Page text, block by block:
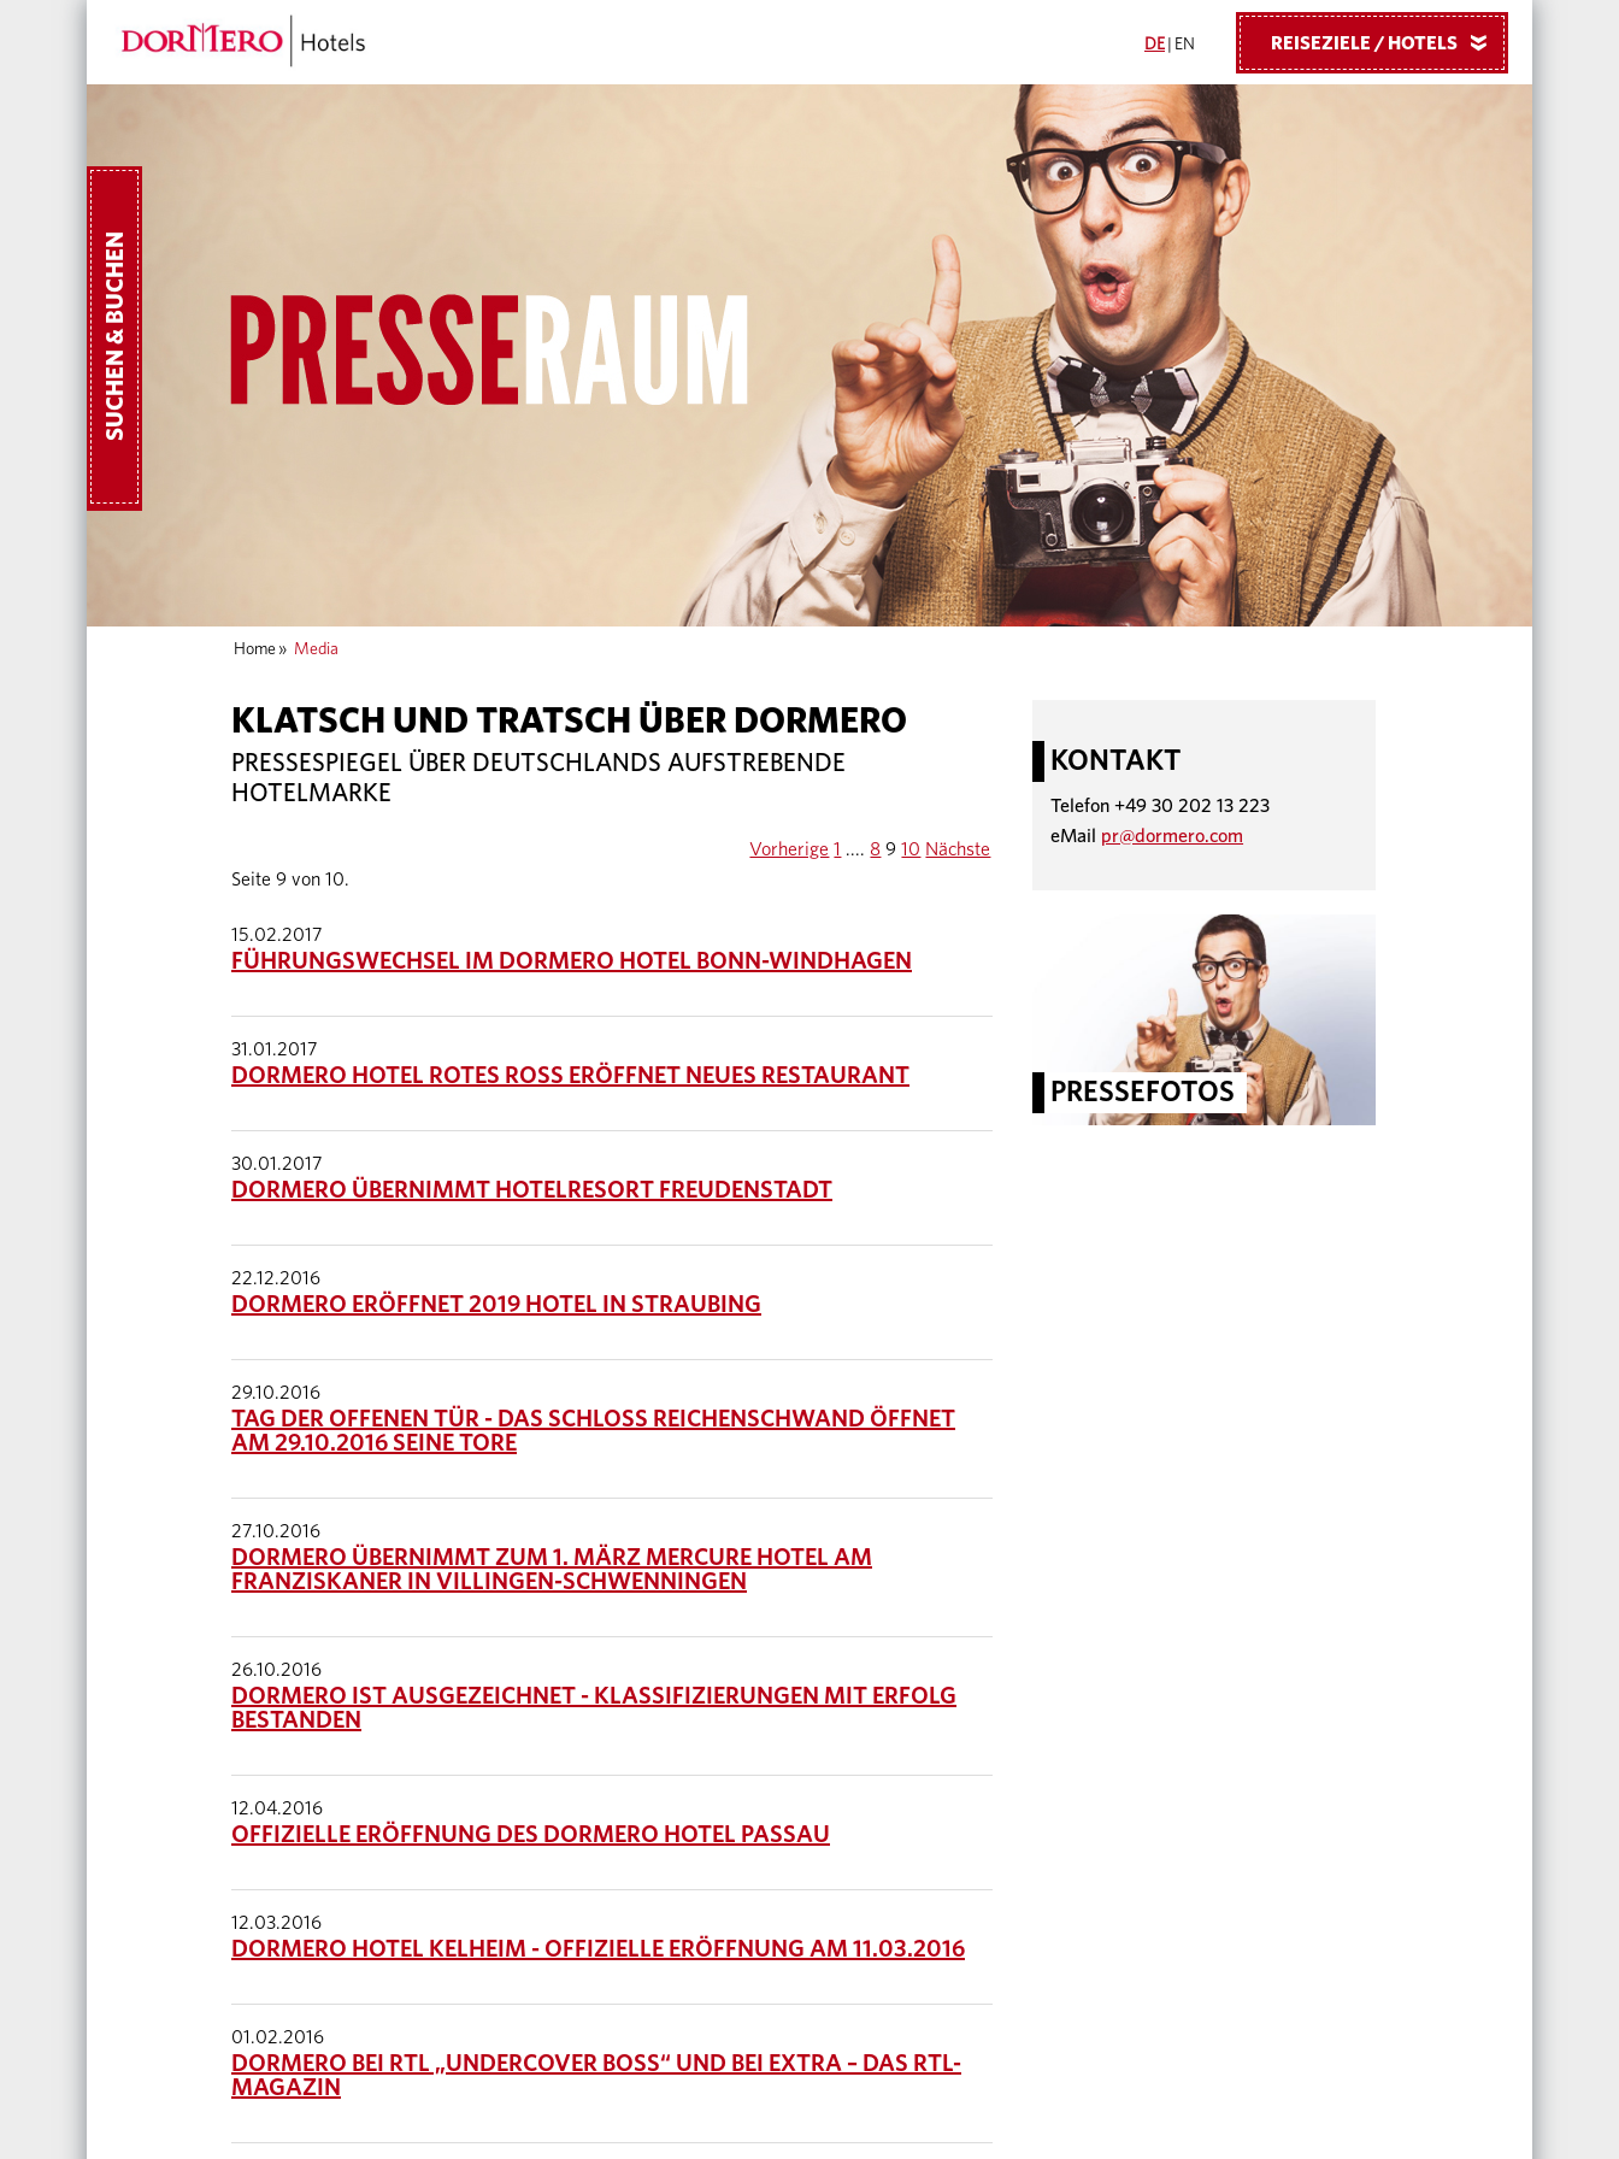
DE EN REISEZIELE / HOTELS »
SUCHEN & BUCHEN
Home » Media
KLATSCH UND TRATSCH ÜBER DORMERO
PRESSESPIEGEL ÜBER DEUTSCHLANDS AUFSTREBENDE
HOTELMARKE
Seite 9 von 10.
Vorherige 1 .... 8 9 10 Nächste
15.02.2017
FÜHRUNGSWECHSEL IM DORMERO HOTEL BONN-WINDHAGEN
31.01.2017
DORMERO HOTEL ROTES ROSS ERÖFFNET NEUES RESTAURANT
30.01.2017
DORMERO ÜBERNIMMT HOTELRESORT FREUDENSTADT
22.12.2016
DORMERO ERÖFFNET 2019 HOTEL IN STRAUBING
29.10.2016
TAG DER OFFENEN TÜR - DAS SCHLOSS REICHENSCHWAND ÖFFNET
AM 29.10.2016 SEINE TORE
27.10.2016
DORMERO ÜBERNIMMT ZUM 1. MÄRZ MERCURE HOTEL AM
FRANZISKANER IN VILLINGEN-SCHWENNINGEN
26.10.2016
DORMERO IST AUSGEZEICHNET - KLASSIFIZIERUNGEN MIT ERFOLG
BESTANDEN
12.04.2016
OFFIZIELLE ERÖFFNUNG DES DORMERO HOTEL PASSAU
12.03.2016
DORMERO HOTEL KELHEIM - OFFIZIELLE ERÖFFNUNG AM 11.03.2016
01.02.2016
DORMERO BEI RTL „UNDERCOVER BOSS“ UND BEI EXTRA – DAS RTL-
MAGAZIN
KONTAKT
Telefon +49 30 202 13 223
eMail pr@dormero.com
PRESSEFOTOS